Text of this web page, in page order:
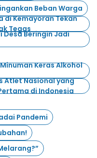
Beban Warga
di Kemayoran Tekan
Tegas
Desa Beringin Jadi
Keras Alkohol
Atlet Nasional yang
di Indonesia
Pandemi